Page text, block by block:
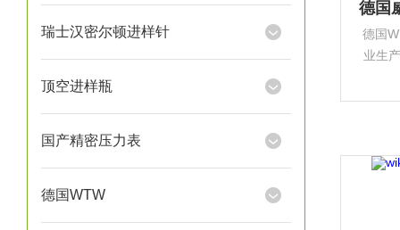
瑞士汉密尔顿进样针
顶空进样瓶
国产精密压力表
德国WTW
德国
业生
根堡